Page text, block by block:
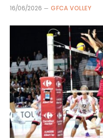
16/06/2026 GFCA VOLLEY